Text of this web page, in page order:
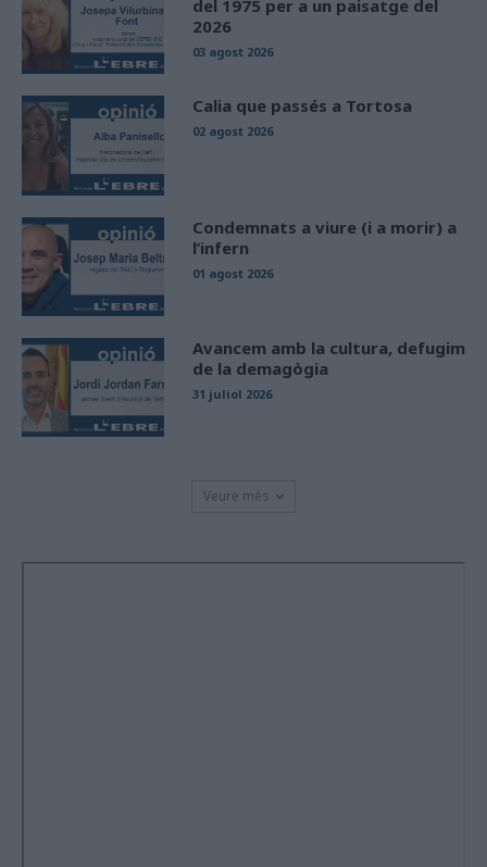
del 1975 per a un paisatge del
2026
03 agost 2026
Calia que passés a Tortosa
02 agost 2026
Condemnats a viure (i a morir) a
l’infern
01 agost 2026
Avancem amb la cultura, defugim
de la demagògia
31 juliol 2026
Veure més